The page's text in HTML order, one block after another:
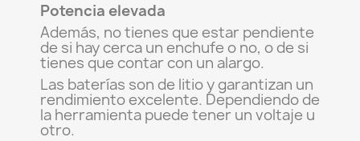
Potencia elevada
Además, no tienes que estar pendiente
de si hay cerca un enchufe o no, o de si
tienes que contar con un alargo.
Las baterías son de litio y garantizan un
rendimiento excelente. Dependiendo de
la herramienta puede tener un voltaje u
otro.